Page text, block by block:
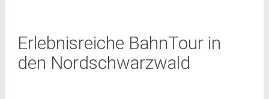
Erlebnisreiche BahnTour in
den Nordschwarzwald